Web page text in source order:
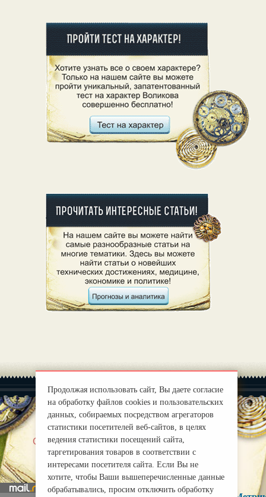
О нас |
mirprognoz@mail.ru
Продолжая использовать сайт, Вы даете согласие
на обработку файлов cookies и пользовательских
данных, собираемых посредством агрегаторов
статистики посетителей веб-сайтов, в целях
ведения статистики посещений сайта,
таргетирования товаров в соответствии с
интересами посетителя сайта. Если Вы не
хотите, чтобы Ваши вышеперечисленные данные
обрабатывались, просим отключить обработку